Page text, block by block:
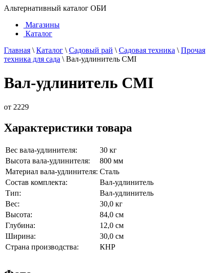
Альтернативный каталог ОБИ
Магазины
Каталог
Главная \ Каталог \ Садовый рай \ Садовая техника \ Прочая
техника для сада \ Вал-удлинитель CMI
Вал-удлинитель CMI
от 2229
Характеристики товара
Вес вала-удлинителя:
30 кг
Высота вала-удлинителя:
800 мм
Материал вала-удлинителя: Сталь
Состав комплекта:
Вал-удлинитель
Тип:
Вал-удлинитель
Вес:
30,0 кг
Высота:
84,0 см
Глубина:
12,0 см
Ширина:
30,0 см
Страна производства:
КНР